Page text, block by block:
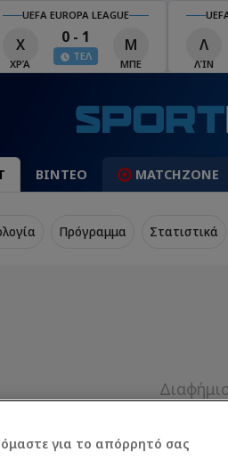
UEFA EUROPA LEAGUE
Χ
ΧΡΆ
0 - 1
ΤΕΛ
Μ
ΜΠΕ
Λ
ΛΊΝ
ΒΙΝΤΕΟ MATCHZONE
Πρόγραμμα Στατιστικά
για το απόρρητό σας